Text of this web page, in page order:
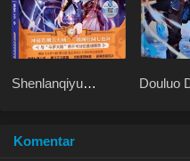
Shenlanqiyu
Douluo
Komentar